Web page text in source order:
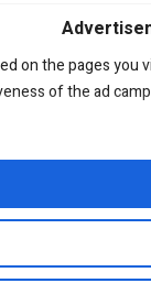
on the pages you
of the ad